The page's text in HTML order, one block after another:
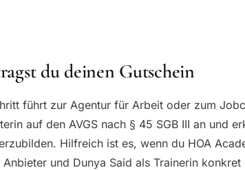
du deinen Gutschein
führt zur Agentur für Arbeit oder zum
auf den AVGS nach § 45 SGB III an und
Hilfreich ist es, wenn du HOA
und Dunya Said als Trainerin konkret